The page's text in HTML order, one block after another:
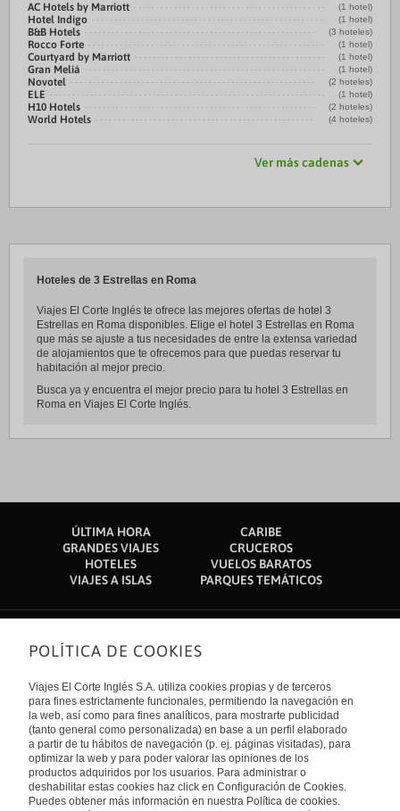
AC Hotels by Marriott (1 hotel)
Hotel Indigo (1 hotel)
B&B Hotels (3 hoteles)
Rocco Forte (1 hotel)
Courtyard by Marriott (1 hotel)
Gran Meliá (1 hotel)
Novotel (2 hoteles)
ELE (1 hotel)
H10 Hotels (2 hoteles)
World Hotels (4 hoteles)
Ver más cadenas
Hoteles de 3 Estrellas en Roma
Viajes El Corte Inglés te ofrece las mejores ofertas de hotel 3
Estrellas en Roma disponibles. Elige el hotel 3 Estrellas en Roma
que más se ajuste a tus necesidades de entre la extensa variedad
de alojamientos que te ofrecemos para que puedas reservar tu
habitación al mejor precio.
Busca ya y encuentra el mejor precio para tu hotel 3 Estrellas en
Roma en Viajes El Corte Inglés.
ÚLTIMA HORA
CARIBE
GRANDES VIAJES
CRUCEROS
HOTELES
VUELOS BARATOS
VIAJES A ISLAS
PARQUES TEMÁTICOS
Sobre nosotros
Quiénes somos
Financiación
Sostenibilidad
Turismo accesible
Tarjeta El Corte Inglés
Trabaja con nosotros
El Corte Inglés
Canal Ético
Enlaces de interés
Guías de viaje
Catálogos
Auto check-in
Condiciones Generales
Política de privacidad
Política de cookies
Internacional
España
POLÍTICA DE COOKIES
Viajes El Corte Inglés S.A. utiliza cookies propias y de terceros
para fines estrictamente funcionales, permitiendo la navegación en
la web, así como para fines analíticos, para mostrarte publicidad
(tanto general como personalizada) en base a un perfil elaborado
a partir de tu hábitos de navegación (p. ej. páginas visitadas), para
optimizar la web y para poder valorar las opiniones de los
productos adquiridos por los usuarios. Para administrar o
deshabilitar estas cookies haz click en Configuración de Cookies.
Puedes obtener más información en nuestra Política de cookies.